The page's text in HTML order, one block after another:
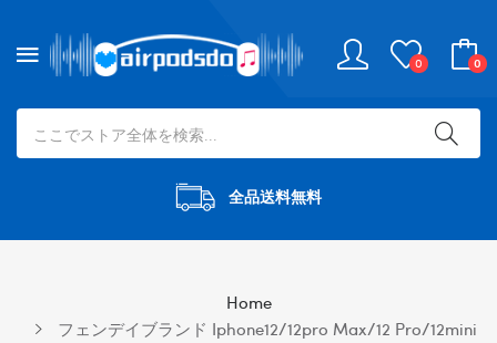
0 0
全品送料無料
Home
フェンデイブランド Iphone12/12pro Max/12 Pro/12mini